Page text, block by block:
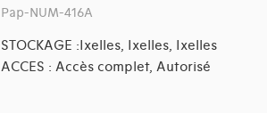
Pap-NUM-416A
STOCKAGE :Ixelles, Ixelles, Ixelles
ACCES : Accès complet, Autorisé